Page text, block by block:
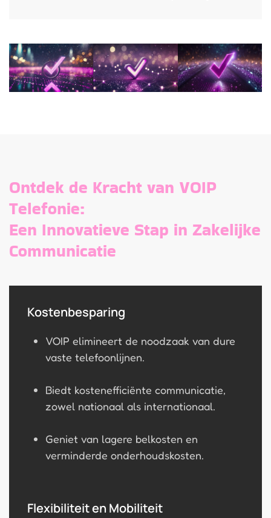
Ontdek de Kracht van VOIP
Telefonie:
Een Innovatieve Stap in Zakelijke
Communicatie
Kostenbesparing
VOIP elimineert de noodzaak van dure
vaste telefoonlijnen.
Biedt kostenefficiënte communicatie,
zowel nationaal als internationaal.
Geniet van lagere belkosten en
verminderde onderhoudskosten.
Flexibiliteit en Mobiliteit